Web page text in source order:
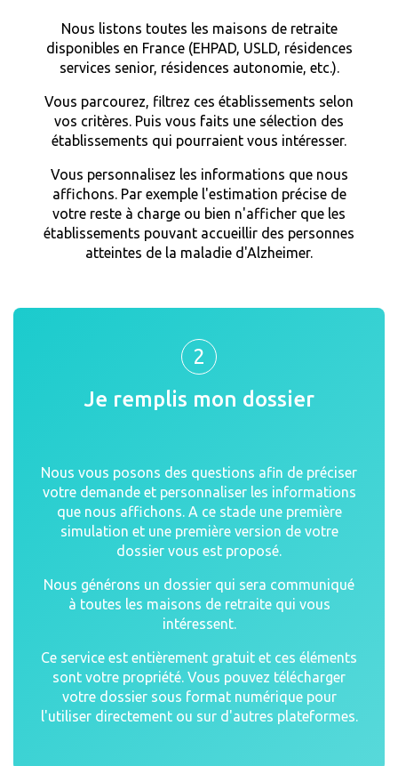
Nous listons toutes les maisons de retraite
disponibles en France (EHPAD, USLD, résidences
services senior, résidences autonomie, etc.).
Vous parcourez, filtrez ces établissements selon
vos critères. Puis vous faits une sélection des
établissements qui pourraient vous intéresser.
Vous personnalisez les informations que nous
affichons. Par exemple l'estimation précise de
votre reste à charge ou bien n'afficher que les
établissements pouvant accueillir des personnes
atteintes de la maladie d'Alzheimer.
2
Je remplis mon dossier
Nous vous posons des questions afin de préciser
votre demande et personnaliser les informations
que nous affichons. A ce stade une première
simulation et une première version de votre
dossier vous est proposé.
Nous générons un dossier qui sera communiqué
à toutes les maisons de retraite qui vous
intéressent.
Ce service est entièrement gratuit et ces éléments
sont votre propriété. Vous pouvez télécharger
votre dossier sous format numérique pour
l'utiliser directement ou sur d'autres plateformes.